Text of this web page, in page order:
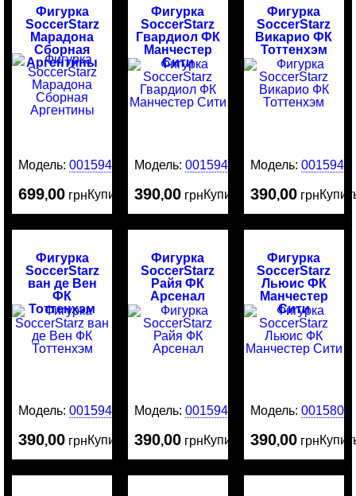
Фигурка
SoccerStarz
Марадона
Сборная
Аргентины
Модель:0015946
699,00 грнКупить
Фигурка
SoccerStarz
Гвардиол ФК
Манчестер
Сити
Модель:0015945
390,00 грнКупить
Фигурка
SoccerStarz
Викарио ФК
Тоттенхэм
Модель: 0015944
390,00 грн
Фигурка
SoccerStarz
ван де Вен
ФК
Тоттенхэм
Модель:0015943
390,00 грнКупить
Фигурка
SoccerStarz
Райя ФК
Арсенал
Модель:0015942
390,00 грнКупить
Фигурка
SoccerStarz
Льюис ФК
Манчестер
Сити
Модель: 0015800
390,00 грн